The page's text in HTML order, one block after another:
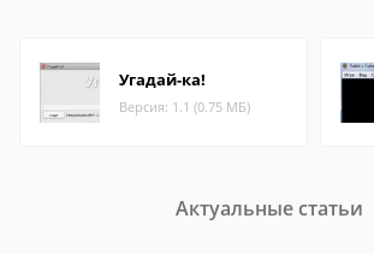
Угадай-ка!
Версия: 1.1 (0.75 МБ)
Актуальные статьи